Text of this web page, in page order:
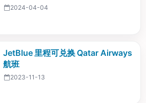
2024-04-04
JetBlue 里程可兑换 Qatar Airways
航班
2023-11-13